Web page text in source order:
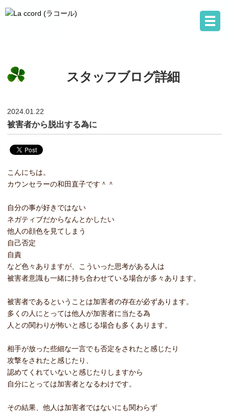
スタッフブログ詳細
2024.01.22
被害者から脱出する為に
こんにちは。
カウンセラーの和田直子です＾＾
自分の事が好きではない
ネガティブだからなんとかしたい
他人の顔色を見てしまう
自己否定
自責
など色々ありますが、こういった思考がある人は
被害者意識も一緒に持ち合わせている場合が多々あります。
被害者であるということは加害者の存在が必ずあります。
多くの人にとっては他人が加害者に当たる為
人との関わりが怖いと感じる場合も多くあります。
相手が放った些細な一言でも否定をされたと感じたり
攻撃をされたと感じたり、
認めてくれていないと感じたりしますから
自分にとっては加害者となるわけです。
その結果、他人は加害者ではないにも関わらず